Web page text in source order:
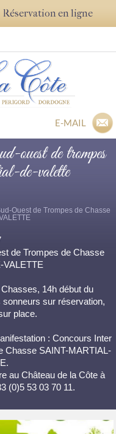
Réservation en ligne
E-MAIL
ouest de trompes
de-valette
Ouest de Trompes de Chasse
de Trompes de Chasse
VALETTE
14h début du
sur réservation,
place.
: Concours Inter
Chasse SAINT-MARTIAL-
au Château de la Côte à
(0)5 53 03 70 11.